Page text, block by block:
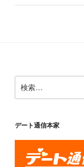
索:
デート通信本家